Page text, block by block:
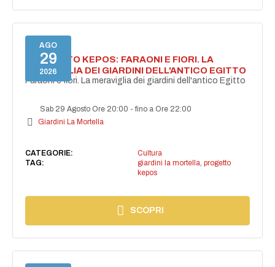
AGO
29
2026
PROGETTO KEPOS: FARAONI E FIORI. LA
MERAVIGLIA DEI GIARDINI DELL'ANTICO EGITTO
Faraoni e fiori. La meraviglia dei giardini dell'antico Egitto
Sab 29 Agosto Ore 20:00 -fino a Ore 22:00
Giardini La Mortella
CATEGORIE:
Cultura
TAG:
giardini la mortella, progetto
kepos
SCOPRI